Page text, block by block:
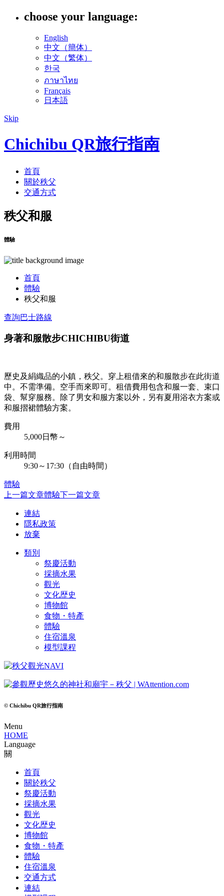
choose your language:
English
中文（簡体）
中文（繁体）
한국
ภาษาไทย
Français
日本語
Skip
Chichibu QR旅行指南
首頁
關於秩父
交通方式
秩父和服
體驗
首頁
體驗
秩父和服
查詢巴士路線
身著和服散步CHICHIBU街道
歷史及絹織品的小鎮，秩父。穿上租借來的和服散步在此街道
中。不需準備。空手而來即可。租借費用包含和服一套、束口
袋、幫穿服務。除了男女和服方案以外，另有夏用浴衣方案或
和服摺裙體驗方案。
費用
5,000日幣～
利用時間
9:30～17:30（自由時間）
體驗
上一篇文章體驗下一篇文章
連結
隱私政策
放棄
類別
祭慶活動
採摘水果
觀光
文化歴史
博物館
食物・特產
體驗
住宿溫泉
模型課程
© Chichibu QR旅行指南
Menu
HOME
Language
關
首頁
關於秩父
祭慶活動
採摘水果
觀光
文化歴史
博物館
食物・特產
體驗
住宿溫泉
交通方式
連結